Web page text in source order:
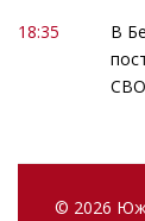
18:35
В
СВО
© 2026